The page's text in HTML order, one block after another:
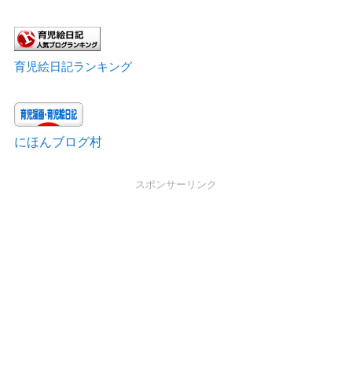
育児絵日記ランキング
にほんブログ村
スポンサーリンク